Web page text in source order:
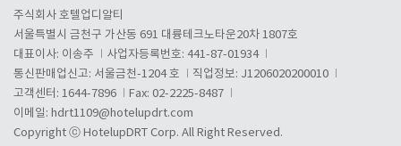
주식회사 호텔업디알티
서울특별시 금천구 가산동 691 대륭테크노타운20차 1807호
대표이사: 이송주
사업자등록번호: 441-87-01934
통신판매업신고: 서울금천-1204 호
직업정보: J1206020200010
고객센터: 1644-7896
Fax: 02-2225-8487
이메일: hdrt1109@hotelupdrt.com
Copyright ⓒ HotelupDRT Corp. All Right Reserved.